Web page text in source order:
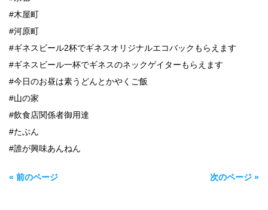
#木屋町
#河原町
#ギネスビール2杯でギネスオリジナルエコバックもらえます
#ギネスビール一杯でギネスのネックゲイターもらえます
#今日のお昼は素うどんとかやくご飯
#山の家
#飲食店関係者御用達
#たぶん
#誰が興味あんねん
« 前のページ 次のページ »